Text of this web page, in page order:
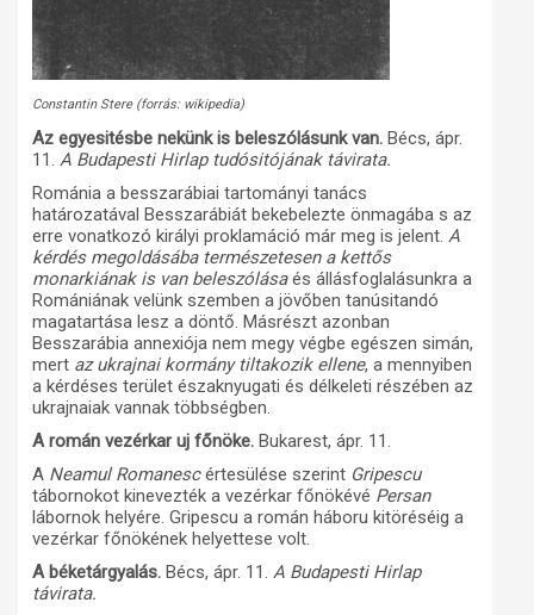
Constantin Stere (forrás: wikipedia)
Az egyesitésbe nekünk is beleszólásunk van. Bécs, ápr.
11. A Budapesti Hirlap tudósitójának távirata.
Románia a besszarábiai tartományi tanács
határozatával Besszarábiát bekebelezte önmagába s az
erre vonatkozó királyi proklamáció már meg is jelent. A
kérdés megoldásába természetesen a kettős
monarkiának is van beleszólásaés állásfoglalásunkra a
Romániának velünk szemben a jövőben tanúsitandó
magatartása lesz a döntő. Másrészt azonban
Besszarábia annexiója nem megy végbe egészen simán,
mert az ukrajnai kormány tiltakozik ellene, a mennyiben
a kérdéses terület északnyugati és délkeleti részében az
ukrajnaiak vannak többségben.
A román vezérkar uj főnöke. Bukarest, ápr. 11.
A Neamul Romanescértesülése szerint Gripescu
tábornokot kinevezték a vezérkar főnökévé Persan
lábornok helyére. Gripescu a román háboru kitöréséig a
vezérkar főnökének helyettese volt.
A béketárgyalás. Bécs, ápr. 11. A Budapesti Hirlap
távirata.